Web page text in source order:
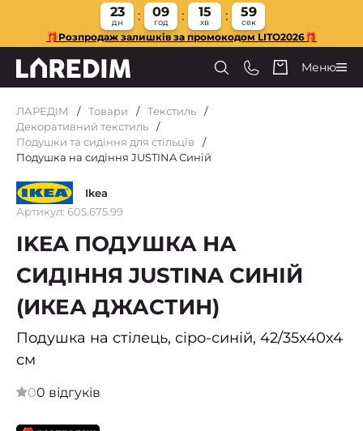
23
дн
09
год
15
хв
58
сек
🎁Розпродаж залишків за промокодом LITO2026🎁
Меню
ЛАРЕДІМ Товари
Текстиль
Декоративний текстиль
Подушки та сидіння для стільців
Подушка на сидіння JUSTINA Синій
Ikea
Артикул: 605.675.99
IKEA ПОДУШКА НА
СИДІННЯ JUSTINA СИНІЙ
(ИКЕА ДЖАСТИН)
Подушка на стілець, сіро-синій, 42/35x40x4
см
00 відгуків